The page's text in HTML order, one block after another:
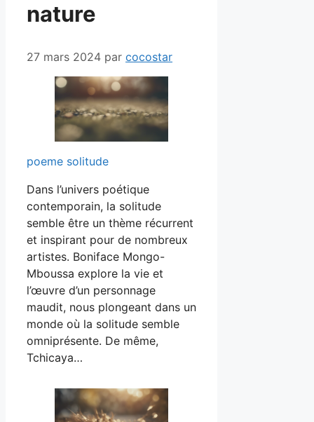
nature
27 mars 2024 par cocostar
poeme solitude
Dans l’univers poétique
contemporain, la solitude
semble être un thème récurrent
et inspirant pour de nombreux
artistes. Boniface Mongo-
Mboussa explore la vie et
l’œuvre d’un personnage
maudit, nous plongeant dans un
monde où la solitude semble
omniprésente. De même,
Tchicaya…